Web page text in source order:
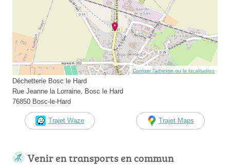
Corriger l’adresse ou la localisation
Déchetterie Bosc le Hard
Rue Jeanne la Lorraine, Bosc le Hard
76850 Bosc-le-Hard
Trajet Waze Trajet Maps
Venir en transports en commun